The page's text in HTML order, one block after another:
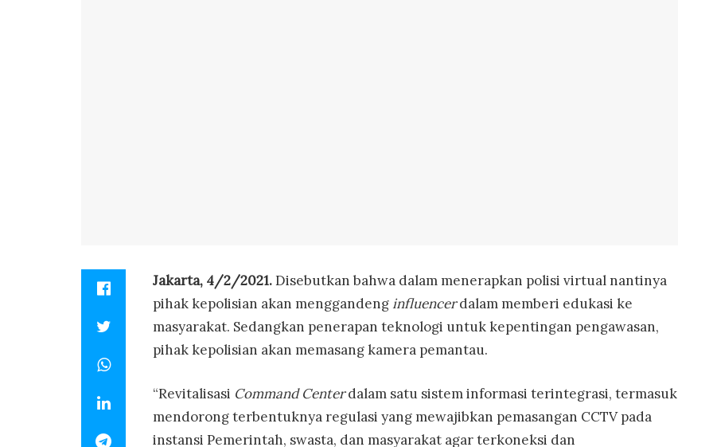
Jakarta, 4/2/2021.Disebutkan bahwa dalam menerapkan polisi virtual nantinya
pihak kepolisian akan menggandeng influencerdalam memberi edukasi ke
masyarakat. Sedangkan penerapan teknologi untuk kepentingan pengawasan,
pihak kepolisian akan memasang kamera pemantau.
“Revitalisasi Command Centerdalam satu sistem informasi terintegrasi, termasuk
mendorong terbentuknya regulasi yang mewajibkan pemasangan CCTV pada
instansi Pemerintah, swasta, dan masyarakat agar terkoneksi dan